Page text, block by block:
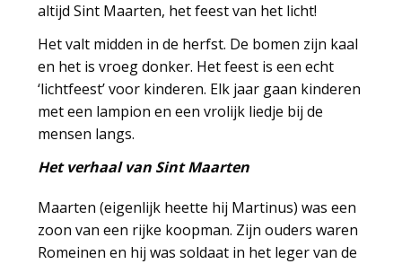
altijd Sint Maarten, het feest van het licht!
Het valt midden in de herfst. De bomen zijn kaal
en het is vroeg donker. Het feest is een echt
‘lichtfeest’ voor kinderen. Elk jaar gaan kinderen
met een lampion en een vrolijk liedje bij de
mensen langs.
Het verhaal van Sint Maarten
Maarten (eigenlijk heette hij Martinus) was een
zoon van een rijke koopman. Zijn ouders waren
Romeinen en hij was soldaat in het leger van de